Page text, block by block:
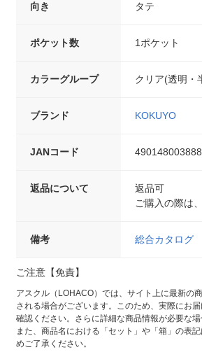
向き タテ
ポケット数 1ポケット
カラーグループ クリア(透明・
ブランド KOKUYO
JANコード
返品について
返品可
ご購入の際は
備考 総合カタログ
ご注意【免責】
アスクル（LOHACO）では、サイト上に最新の
される場合がございます。このため、実際にお
確認ください。さらに詳細な商品情報が必要な
また、商品名における「セット」や「箱」の表
めご了承ください。